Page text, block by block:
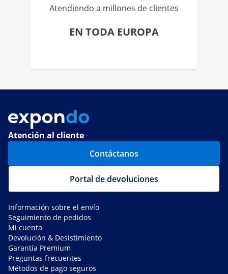
Atendiendo a millones de clientes
EN TODA EUROPA
Atención al cliente
Contáctanos
Portal de devoluciones
Información sobre el envío
Seguimiento de pedidos
Mi cuenta
Devolución & Desistimiento
Garantía Premium
Preguntas frecuentes
Métodos de pago seguros